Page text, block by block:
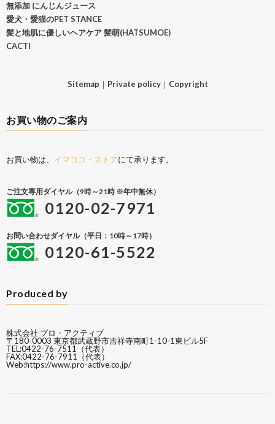
無添加 にんじんジュース
愛犬・愛猫のPET STANCE
髪と地肌に優しいヘアケア 髪萌(HATSUMOE)
CACTI
Sitemap ｜ Private policy｜ Copyright
お買い物のご案内
お買い物は、 イマココ・ストアにて承ります。
ご注文専用ダイヤル（9時～21時 ※年中無休）
0120-02-7971
お問い合わせダイヤル（平日：10時～17時）
0120-61-5522
Produced by
株式会社 プロ・アクティブ
〒180-0003 東京都武蔵野市吉祥寺南町1-10-1東ビル5F
TEL:0422-76-7511（代表）
FAX:0422-76-7911（代表）
Web:https://www.pro-active.co.jp/